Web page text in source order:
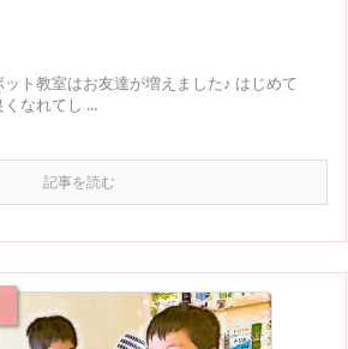
ト教室はお友達が増えました♪ はじめて
なれてし ...
記事を読む